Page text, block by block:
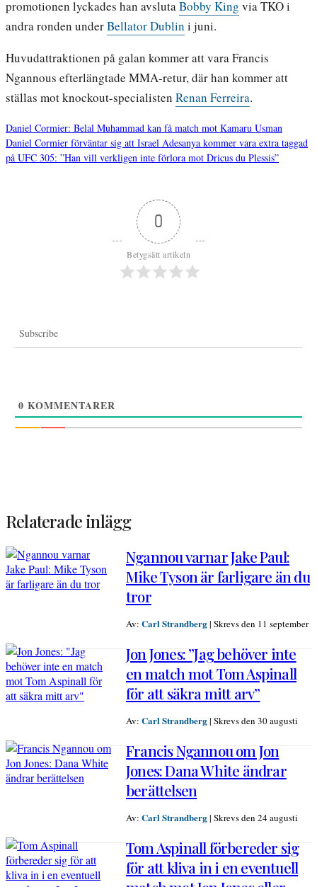
promotionen lyckades han avslutaBobby King via TKO i
andra ronden underBellator Dublin i juni.
Huvudattraktionen på galan kommer att vara Francis
Ngannous efterlängtade MMA-retur, där han kommer att
ställas mot knockout-specialisten Renan Ferreira.
Inläggsnavigering
Daniel Cormier: Belal Muhammad kan få match mot Kamaru Usman
Daniel Cormier förväntar sig att Israel Adesanya kommer vara extra taggad
på UFC 305: ”Han vill verkligen inte förlora mot Dricus du Plessis”
0
Betygsätt artikeln
Subscribe
0 KOMMENTARER
Relaterade inlägg
Ngannou varnar Jake Paul:
Mike Tyson är farligare än du
tror
Av: Carl Strandberg| Skrevs den 11 september
Jon Jones: ”Jag behöver inte
en match mot Tom Aspinall
för att säkra mitt arv”
Av: Carl Strandberg| Skrevs den 30 augusti
Francis Ngannou om Jon
Jones: Dana White ändrar
berättelsen
Av: Carl Strandberg| Skrevs den 24 augusti
Tom Aspinall förbereder sig
för att kliva in i en eventuell